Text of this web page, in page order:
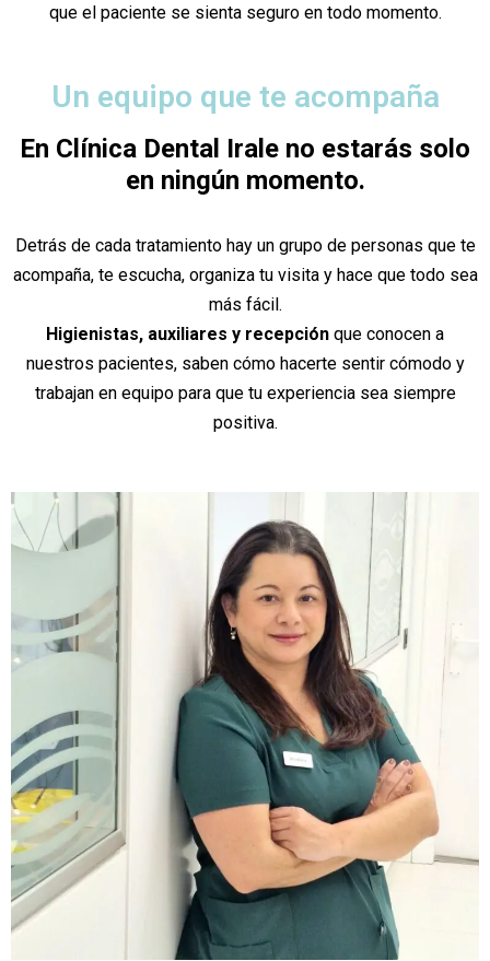
que el paciente se sienta seguro en todo momento.
Un equipo que te acompaña
En Clínica Dental Irale no estarás solo
en ningún momento.
Detrás de cada tratamiento hay un grupo de personas que te
acompaña, te escucha, organiza tu visita y hace que todo sea
más fácil.
Higienistas, auxiliares y recepción que conocen a
nuestros pacientes, saben cómo hacerte sentir cómodo y
trabajan en equipo para que tu experiencia sea siempre
positiva.